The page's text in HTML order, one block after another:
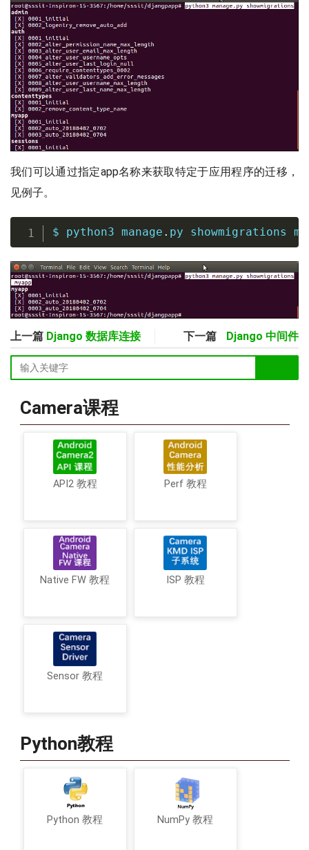
我们可以通过指定app名称来获取特定于应用程序的迁移，
见例子。
$ python3 manage . py showmigrations
上一篇 Django 数据库连接 下一篇 Django 中间件
Camera课程
API2 教程 Perf 教程
Native FW 教程 ISP 教程
Sensor 教程
Python教程
Python 教程 NumPy 教程